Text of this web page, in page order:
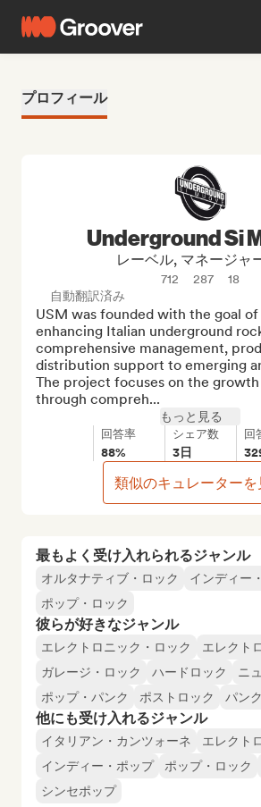
プロフィール
最もよく受け入れられるジャンル
オルタナティブ・ロック
インディー
ポップ・ロック
彼らが好きなジャンル
エレクトロニック・ロック
エレクト
ガレージ・ロック
ハードロック
ニ
ポップ・パンク
ポストロック パン
他にも受け入れるジャンル
イタリアン・カンツォーネ
エレクト
インディー・ポップ
ポップ・ロック
シンセポップ
Underground Si
レーベル, マネージャ
712 287
18
自動翻訳済み
USM was founded with the goal
enhancing Italian underground
comprehensive management,
distribution support to emerging
The project focuses on the
through compreh...
もっと見る
回答率
88%
シェア数
3日
回
類似のキュレーターを